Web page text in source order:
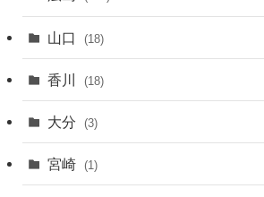
山口 (18)
香川 (18)
大分 (3)
宮崎 (1)